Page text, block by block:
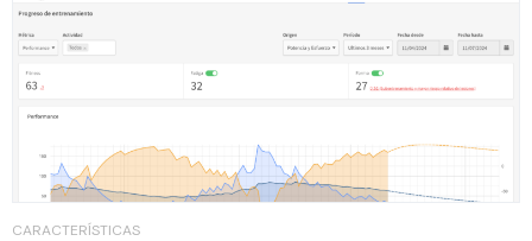
CARACTERÍSTICAS